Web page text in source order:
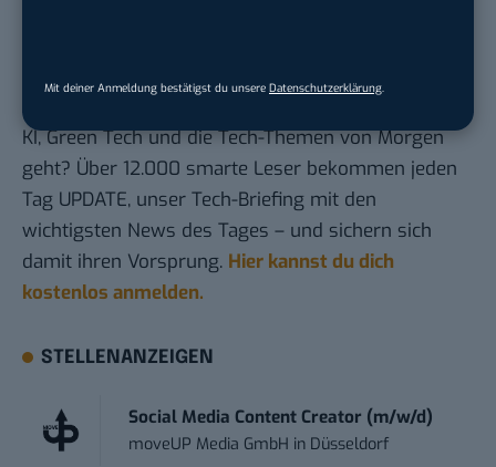
Mit deiner Anmeldung bestätigst du unsere Datenschutzerklärung.
KI, Green Tech und die Tech-Themen von Morgen
geht? Über 12.000 smarte Leser bekommen jeden
Tag UPDATE, unser Tech-Briefing mit den
wichtigsten News des Tages – und sichern sich
damit ihren Vorsprung. Hier kannst du dich
kostenlos anmelden.
STELLENANZEIGEN
Social Media Content Creator (m/w/d)
moveUP Media GmbH in Düsseldorf